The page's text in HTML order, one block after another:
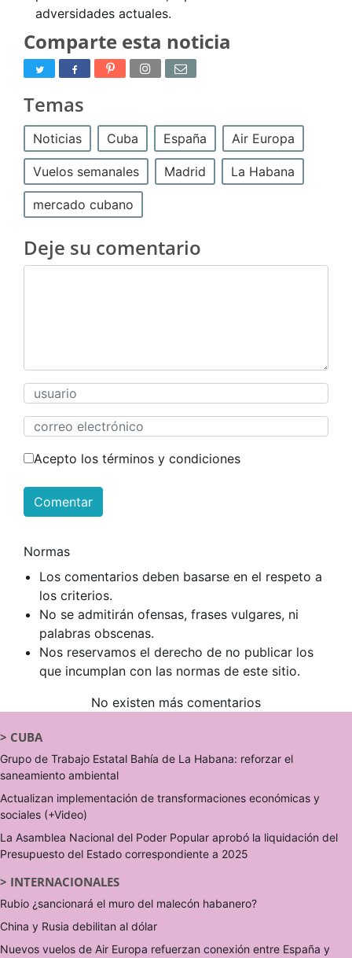
adversidades actuales.
Comparte esta noticia
Temas
Noticias Cuba España Air Europa
Vuelos semanales Madrid La Habana
mercado cubano
Deje su comentario
Acepto los términos y condiciones
Comentar
Normas
Los comentarios deben basarse en el respeto a
los criterios.
No se admitirán ofensas, frases vulgares, ni
palabras obscenas.
Nos reservamos el derecho de no publicar los
que incumplan con las normas de este sitio.
No existen más comentarios
> CUBA
Grupo de Trabajo Estatal Bahía de La Habana: reforzar el
saneamiento ambiental
Actualizan implementación de transformaciones económicas y
sociales (+Video)
La Asamblea Nacional del Poder Popular aprobó la liquidación del
Presupuesto del Estado correspondiente a 2025
> INTERNACIONALES
Rubio ¿sancionará el muro del malecón habanero?
China y Rusia debilitan al dólar
Nuevos vuelos de Air Europa refuerzan conexión entre España y